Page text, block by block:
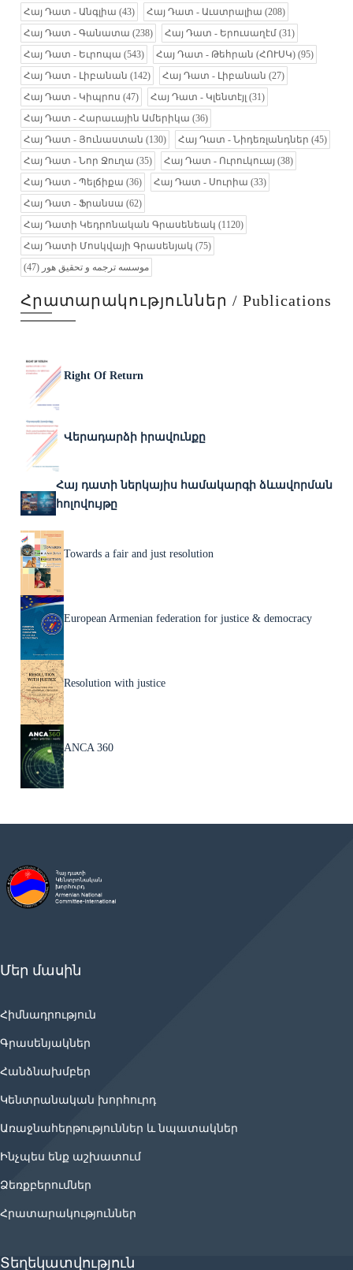
Հայ Դատ - Անգլիա (43) Հայ Դատ - Աւստրալիա (208)
Հայ Դատ - Գանատա (238) Հայ Դատ - Երուսաղէմ (31)
Հայ Դատ - Եւրոպա (543) Հայ Դատ - Թեհրան (ՀՈՒՍԿ) (95)
Հայ Դատ - Լիբանան (142) Հայ Դատ - Լիբանան (27)
Հայ Դատ - Կիպրոս (47) Հայ Դատ - Կլենտէյլ (31)
Հայ Դատ - Հարաւային Ամերիկա (36)
Հայ Դատ - Յունաստան (130) Հայ Դատ - Նիդեռլանդներ (45)
Հայ Դատ - Նոր Ջուղա (35) Հայ Դատ - Ուրուկուայ (38)
Հայ Դատ - Պելճիքա (36) Հայ Դատ - Սուրիա (33)
Հայ Դատ - Ֆրանսա (62)
Հայ Դատի Կեդրոնական Գրասենեակ (1120)
Հայ Դատի Մոսկվայի Գրասենյակ (75)
موسسه ترجمه و تحقیق هور (47)
Հրատարակություններ / Publications
Right Of Return
Վերադարձի իրավունքը
Հայ դատի ներկայիս համակարգի ձևավորման
հոլովույթը
Towards a fair and just resolution
European Armenian federation for justice & democracy
Resolution with justice
ANCA 360
Մեր մասին
Հիմնադրություն
Գրասենյակներ
Հանձնախմբեր
Կենտրանական խորհուրդ
Առաջնահերթություններ և նպատակներ
Ինչպես ենք աշխատում
Ձեռքբերումներ
Հրատարակություններ
Տեղեկատվություն